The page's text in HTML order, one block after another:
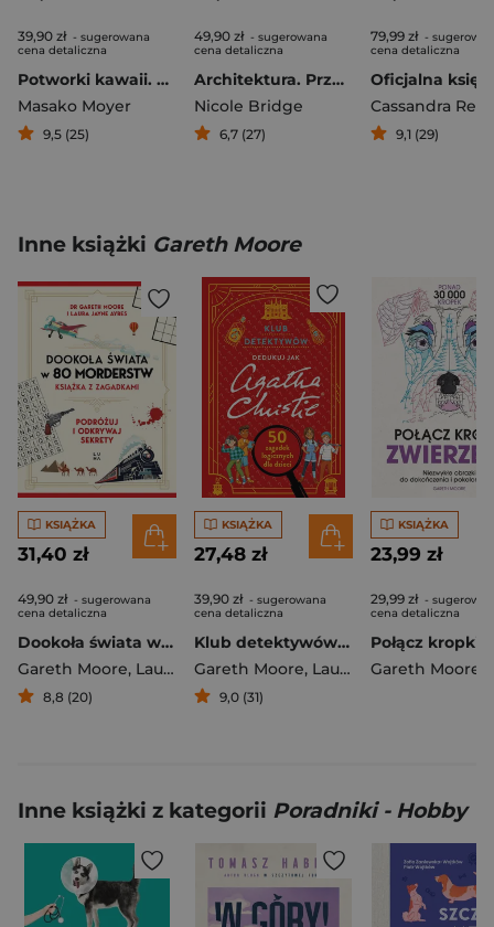
39,90 zł - sugerowana
cena detaliczna
Potworki kawaii. Naucz się rysować krok po kroku. 75 słodkich kaiju
Masako Moyer
9,5 (25)
49,90 zł - sugerowana
cena detaliczna
Architektura. Przewodnik dla lubiących rozkminiać bez bólu
Nicole Bridge
6,7 (27)
79,99 zł -
cena detaliczna
Cassandra
9,1 (29)
Inne książki Gareth Moore
KSIĄŻKA
31,40 zł
49,90 zł - sugerowana
cena detaliczna
Dookoła świata w 80 morderstw
Gareth Moore, Laura Jayne Ayres
8,8 (20)
KSIĄŻKA
27,48 zł
39,90 zł - sugerowana
cena detaliczna
Klub detektywów. Dedukuj jak Agatha Christie
Gareth Moore, Laura Jayne Ayres
9,0 (31)
KSIĄŻKA
23,99 zł
29,99 zł -
cena detaliczna
Gareth Moore
Inne książki z kategorii Poradniki - Hobby